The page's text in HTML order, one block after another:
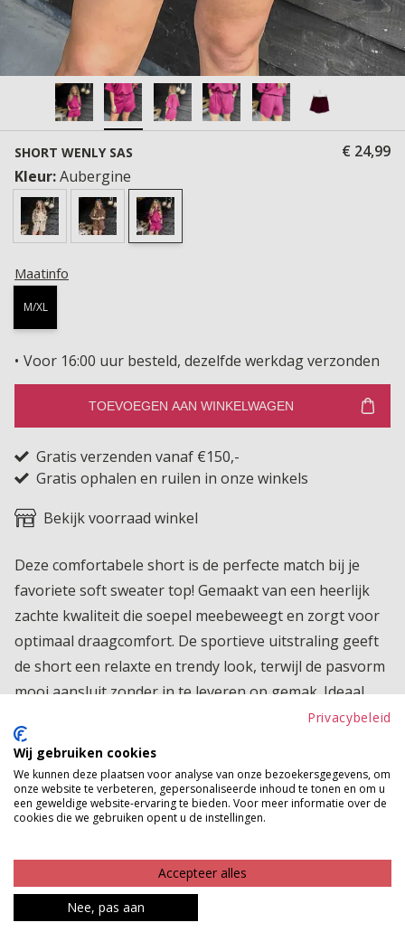
SHORT WENLY SAS
€ 24,99
Kleur:Aubergine
Maatinfo
M/XL
Voor 16:00 uur besteld, dezelfde werkdag verzonden
TOEVOEGEN AAN WINKELWAGEN
Gratis verzenden vanaf €150,-
Gratis ophalen en ruilen in onze winkels
Bekijk voorraad winkel
Deze comfortabele short is de perfecte match bij je
favoriete soft sweater top! Gemaakt van een heerlijk
zachte kwaliteit die soepel meebeweegt en zorgt voor
optimaal draagcomfort. De sportieve uitstraling geeft
de short een relaxte en trendy look, terwijl de pasvorm
mooi aansluit zonder in te leveren op gemak. Ideaal
voor een casual dag thuis, een ontspannen weekend of
een stijlvolle sportieve set samen met de bijpassende
top. Een echte musthave voor een comfy en toch
verzorgde outfit!
MAAK JE LOOK COMPLEET
Privacybeleid
Wij gebruiken cookies
We kunnen deze plaatsen voor analyse van onze bezoekersgegevens, om
onze website te verbeteren, gepersonaliseerde inhoud te tonen en om u
een geweldige website-ervaring te bieden. Voor meer informatie over de
cookies die we gebruiken opent u de instellingen.
Accepteer alles
Nee, pas aan